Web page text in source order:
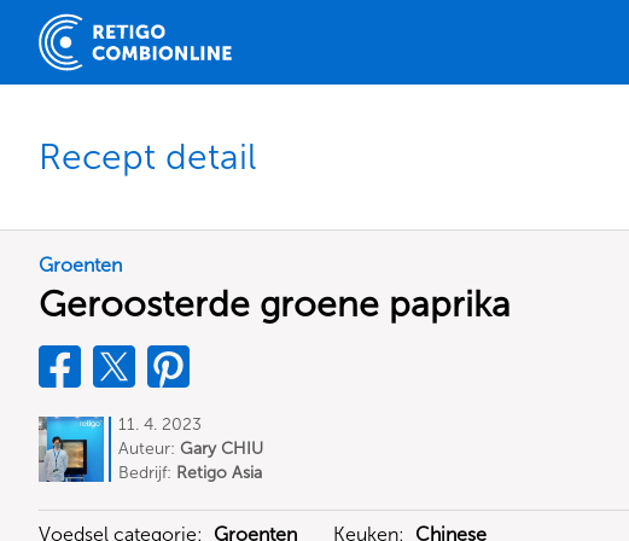
Recept detail
Groenten
Geroosterde groene paprika
11. 4. 2023
Auteur: Gary CHIU
Bedrijf: Retigo Asia
Voedsel categorie: Groenten Keuken: Chinese